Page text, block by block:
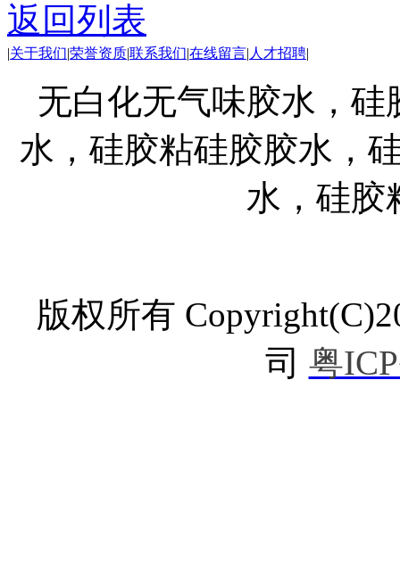
返回列表
|关于我们|荣誉资质|联系我们|在线留言|人才招聘|
无白化无气味胶水，
水，硅胶粘硅胶胶水，
水，硅胶
版权所有
司 粤